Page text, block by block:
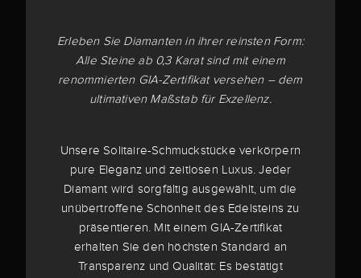
Erleben Sie Diamanten in ihrer reinsten Form:
Alle Steine ab 0,3 Karat sind mit einem
renommierten GIA-Zertifikat versehen – dem
ultimativen Maßstab für Exzellenz.
Unsere Solitaire-Schmuckstücke verkörpern
pure Eleganz und zeitlosen Luxus. Jeder
Diamant wird sorgfältig ausgewählt, um die
unübertroffene Schönheit des Edelsteins zu
präsentieren. Mit einem GIA-Zertifikat
erhalten Sie den höchsten Standard an
Transparenz und Qualität: Es bestätigt